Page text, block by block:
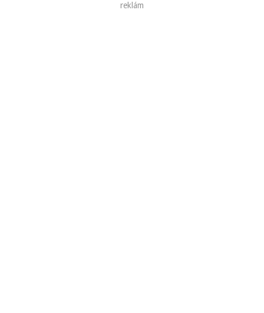
reklám